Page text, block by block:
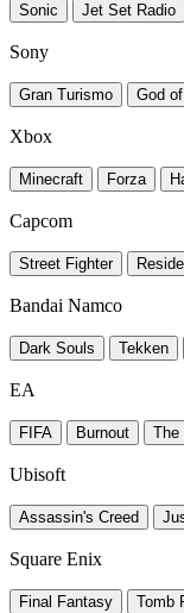
Sonic Jet Set Radio
Sony
Gran Turismo God
Xbox
Minecraft Forza
Capcom
Street Fighter
Bandai Namco
Dark Souls Tekken
EA
FIFA Burnout The
Ubisoft
Assassin's Creed
Square Enix
Final Fantasy Tomb